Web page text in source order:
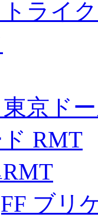
ライ
京ド
RMT
ブリ